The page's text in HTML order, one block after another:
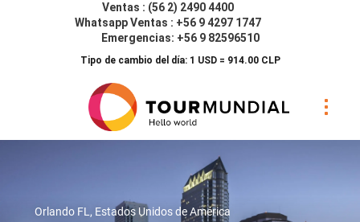
Ventas : (56 2) 2490 4400
Whatsapp Ventas : +56 9 4297 1747
Emergencias: +56 9 82596510
Tipo de cambio del día: 1 USD = 914.00 CLP
Orlando FL, Estados Unidos de América